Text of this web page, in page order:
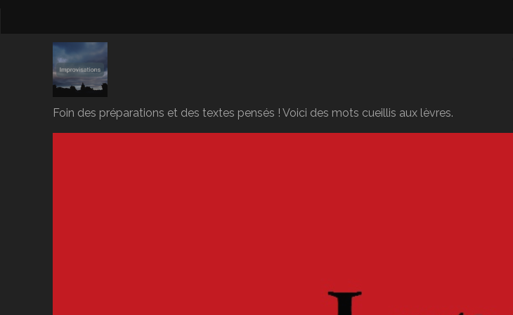
Foin des préparations et des textes pensés ! Voici des mots cueillis aux lèvres.